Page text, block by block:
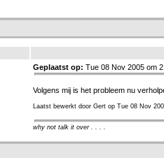
Geplaatst op: Tue 08 Nov 2005 om
Volgens mij is het probleem nu
Laatst bewerkt door Gert op Tue 08 Nov
why not talk it over . . . .